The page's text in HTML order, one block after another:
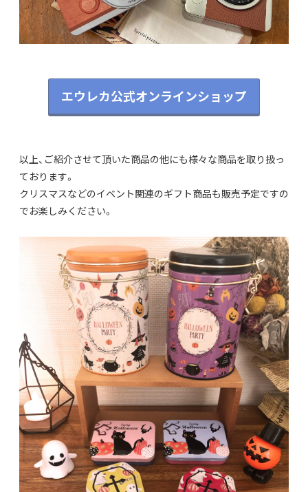
エウレカ公式オンラインショップ
以上、ご紹介させて頂いた商品の他にも様々な商品を取り扱っ
ております。
クリスマスなどのイベント関連のギフト商品も販売予定ですの
でお楽しみください。